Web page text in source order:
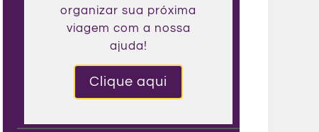
organizar sua próxima
viagem com a nossa
ajuda!
Clique aqui